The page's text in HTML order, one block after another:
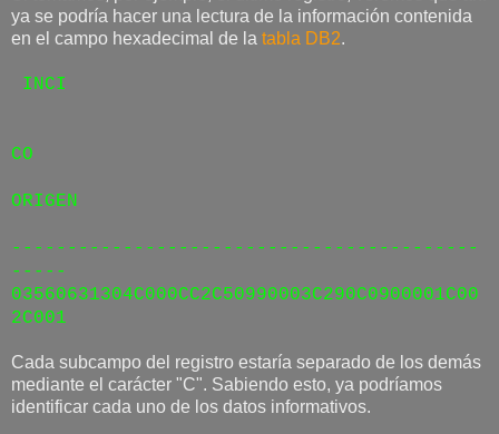
ya se podría hacer una lectura de la información contenida
en el campo hexadecimal de la tabla DB2.
INCI
CO
ORIGEN
------------------------------------------
-----
03560631304C000CC2C50990003C290C0900001C00
2C001
Cada subcampo del registro estaría separado de los demás
mediante el carácter "C". Sabiendo esto, ya podríamos
identificar cada uno de los datos informativos.